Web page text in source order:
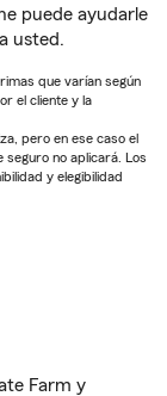
puede ayudarle
usted.
que varían según
el cliente y la
pero en ese caso el
no aplicará. Los
y elegibilidad
Farm y